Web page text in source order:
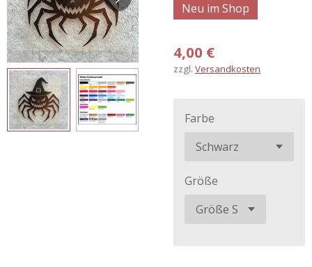
Neu im Shop
4,00 €
zzgl. Versandkosten
Farbe
Größe